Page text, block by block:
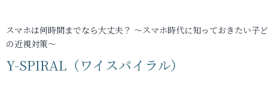
スマホは何時間までなら大丈夫？ ～スマホ時代に知っておきたい子
の近視対策～
Y-SPIRAL（ワイスパイラル）